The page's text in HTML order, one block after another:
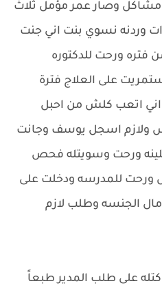
وصار عمر مؤمل ثلاث
نسوي بنت اني جنت
فتره ورحت للدكتوره
على العلاج فترة
اتعب كلش من احبل
ولازم اسجل يوسف وجانت
علينه ورحت وسويتله فحص
ورحت للمدرسه ودخلت على
الجنسه وطلب لازم
على طلب المدير طبعاً